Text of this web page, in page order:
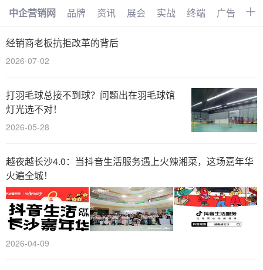
首页 品牌
实战
汽车 企业 电商 视频
文化
智能
数字化
中企营销网 品牌 资讯 展会 实战 终端 广告 时
经销商老板抗拒改革的背后
2026-07-02
打羽毛球总接不到球？问题出在羽毛球馆
灯光选不对！
2026-05-28
越夜越长沙4.0：当抖音生活服务遇上火辣湘菜，这场嘉年华
火遍全城！
2026-04-09